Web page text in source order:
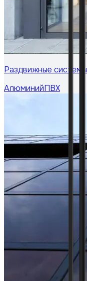
Раздвижные системы
АлюминийПВХ